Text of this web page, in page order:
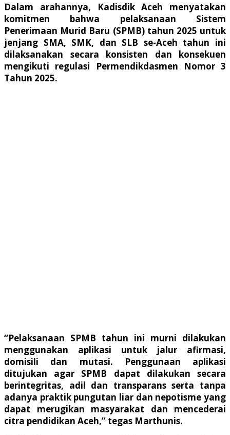
Dalam arahannya, Kadisdik Aceh menyatakan
komitmen bahwa pelaksanaan Sistem
Penerimaan Murid Baru (SPMB) tahun 2025 untuk
jenjang SMA, SMK, dan SLB se-Aceh tahun ini
dilaksanakan secara konsisten dan konsekuen
mengikuti regulasi Permendikdasmen Nomor 3
Tahun 2025.
“Pelaksanaan SPMB tahun ini murni dilakukan
menggunakan aplikasi untuk jalur afirmasi,
domisili dan mutasi. Penggunaan aplikasi
ditujukan agar SPMB dapat dilakukan secara
berintegritas, adil dan transparans serta tanpa
adanya praktik pungutan liar dan nepotisme yang
dapat merugikan masyarakat dan mencederai
citra pendidikan Aceh,” tegas Marthunis.